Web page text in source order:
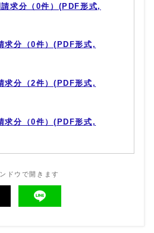
求分（0件）(PDF形式,
求分（0件）(PDF形式,
求分（2件）(PDF形式,
求分（0件）(PDF形式,
ドウで開きます